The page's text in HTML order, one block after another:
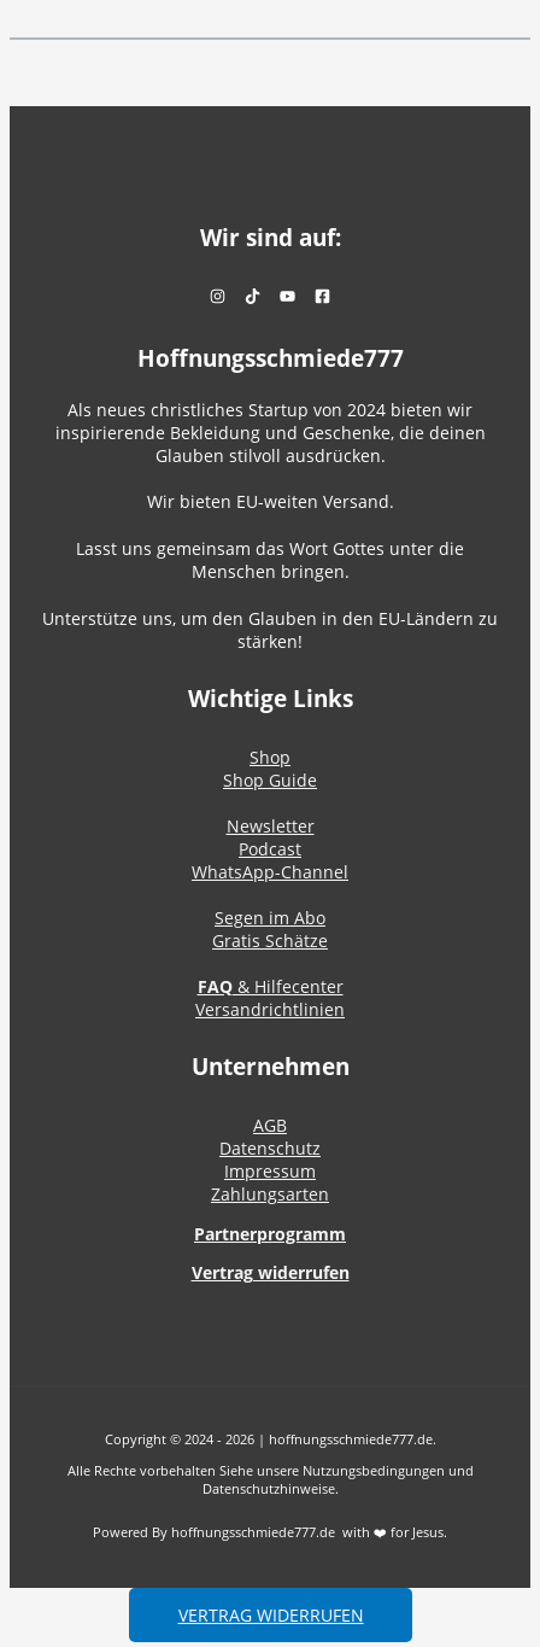
Wir sind auf:
Hoffnungsschmiede777
Als neues christliches Startup von 2024 bieten wir
inspirierende Bekleidung und Geschenke, die deinen
Glauben stilvoll ausdrücken.
Wir bieten EU-weiten Versand.
Lasst uns gemeinsam das Wort Gottes unter die
Menschen bringen.
Unterstütze uns, um den Glauben in den EU-Ländern zu
stärken!
Wichtige Links
Shop
Shop Guide
Newsletter
Podcast
WhatsApp-Channel
Segen im Abo
Gratis Schätze
FAQ& Hilfecenter
Versandrichtlinien
Unternehmen
AGB
Datenschutz
Impressum
Zahlungsarten
Partnerprogramm
Vertrag widerrufen
Copyright © 2024 - 2026 | hoffnungsschmiede777.de.
Alle Rechte vorbehalten Siehe unsere Nutzungsbedingungen und
Datenschutzhinweise.
Powered By hoffnungsschmiede777.de with ❤️ for Jesus.
VERTRAG WIDERRUFEN